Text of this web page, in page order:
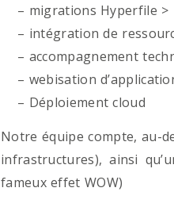
– migrations Hyperfile >
– intégration de
– accompagnement
– webisation
– Déploiement cloud
Notre équipe compte, au-
infrastructures), ainsi
fameux effet WOW)